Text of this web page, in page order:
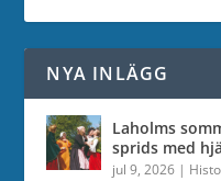
NYA INLÄGG
Laholms
sprids med
jul 9, 2026 |